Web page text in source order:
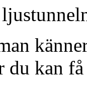
du kan